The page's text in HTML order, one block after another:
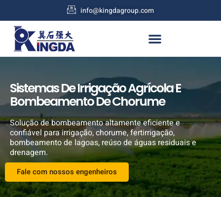
info@kingdagroup.com
Sistemas De Irrigação Agrícola E
Bombeamento De Chorume
Solução de bombeamento altamente eficiente e
confiável para irrigação, chorume, fertirrigação,
bombeamento de lagoas, reúso de águas residuais e
drenagem.
Fale com nossos engenheiros